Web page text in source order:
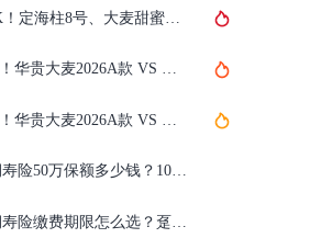
8月定期寿险大PK！定海柱8号、大麦甜蜜家2026A，对比擎天柱12号等，定期寿险哪款杠杆高？更值得买？（附投保入口
7月定寿集体涨价！华贵大麦2026A款 VS 定海柱8号，定期寿险哪款保障好，对比大麦甜蜜家2026、擎天柱12号怎么选？
大麦2026A款定期寿险50万保额多少钱？100万到400万保费差多少
大麦2026A款定期寿险缴费期限怎么选？趸交和期交总保费差多少